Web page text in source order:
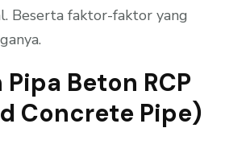
Beserta faktor-faktor yang
Beton RCP
Concrete Pipe)